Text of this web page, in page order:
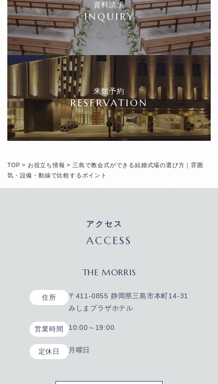
資料請求
INQUIRY
来館予約
RESERVATION
TOP > お役立ち情報 >三島で教会式ができる結婚式場の選び方｜雰囲
気・設備・動線で比較するポイント
アクセス
ACCESS
THE MORRIS
住所
〒411-0855 静岡県三島市本町14-31
みしまプラザホテル
営業時間 10:00～19:00
定休日 月曜日